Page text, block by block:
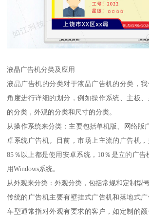
液晶广告机分类及应用
液晶广告机的分类对于液晶广告机的分类，
角度进行详细的划分，例如操作系统、主板
的分类，外观的分类和尺寸的分类。
从操作系统来分类：主要包括单机版、网络版
卓系统广告机。目前，市场上主流的广告机，
85％以上都是使用安卓系统，10％是立的广告
用Windows系统。
从外观来分类：外观分类，包括常规和定制型号
传统的广告机主要有壁挂式广告机和落地式
车型通常指对外观有要求的客户，如定制的